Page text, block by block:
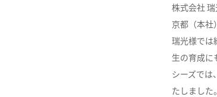
株式会社
京都（本社
瑞光様では
生の育成に
シーズでは
たしました。